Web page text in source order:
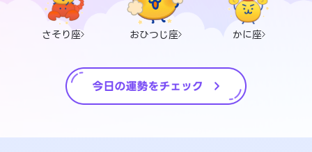
さそり座 おひつじ座 かに座